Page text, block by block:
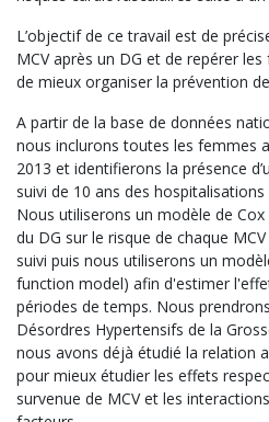
L’objectif de ce travail est de
MCV après un DG et de repérer
de mieux organiser la prévention
A partir de la base de données
nous inclurons toutes les femmes
2013 et identifierons la présence
suivi de 10 ans des
Nous utiliserons un modèle de
du DG sur le risque de chaque
suivi puis nous utiliserons un
function model) afin d'estimer
périodes de temps. Nous
Désordres Hypertensifs de la
nous avons déjà étudié la relation
pour mieux étudier les effets
survenue de MCV et les